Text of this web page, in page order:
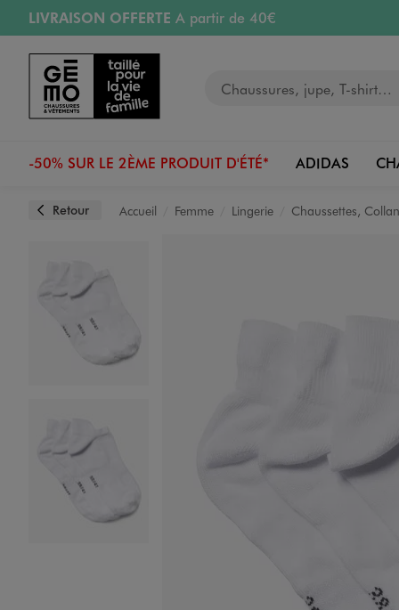
Aller au contenu principal
Aller à la navigation
LIVRAISON OFFERTE A partir de 40€
RETRAIT ET LIVRAISON OFFERTE
RÉSERVATION GRATUITE
4h en magasin
Retours OFFERTSpendant 30 jours
-50% SUR LE 2ÈME PRODUIT D'ÉTÉ* ADIDAS
Retour Accueil Femme Lingerie Chaussettes,